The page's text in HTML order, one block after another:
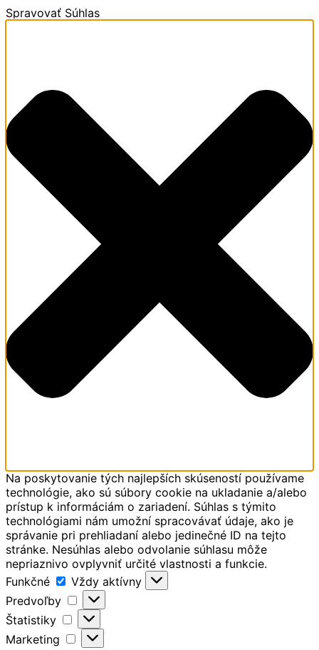
Spravovať Súhlas
Na poskytovanie tých najlepších skúseností používame
technológie, ako sú súbory cookie na ukladanie a/alebo
prístup k informáciám o zariadení. Súhlas s týmito
technológiami nám umožní spracovávať údaje, ako je
správanie pri prehliadaní alebo jedinečné ID na tejto
stránke. Nesúhlas alebo odvolanie súhlasu môže
nepriaznivo ovplyvniť určité vlastnosti a funkcie.
Funkčné
Funkčné
Vždy aktívny
Predvoľby
Predvoľby
Štatistiky
Štatistiky
Marketing
Marketing